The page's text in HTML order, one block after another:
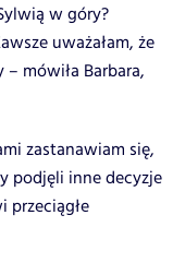
w góry?
uważałam, że
mówiła Barbara,
zastanawiam się,
podjęli inne decyzje
przeciągłe